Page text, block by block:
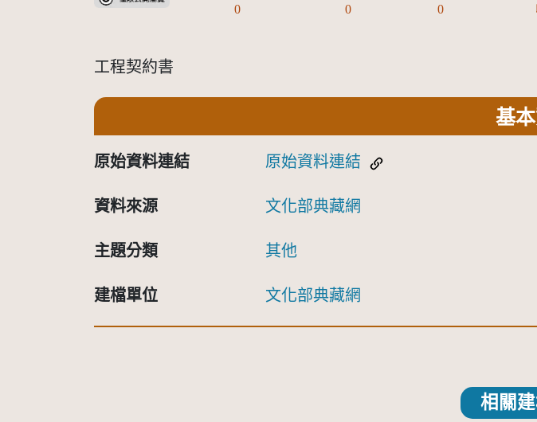
0 0 0
工程契約書
基
原始資料連結 原始資料連結
資料來源 文化部典藏網
主題分類 其他
建檔單位 文化部典藏網
相關